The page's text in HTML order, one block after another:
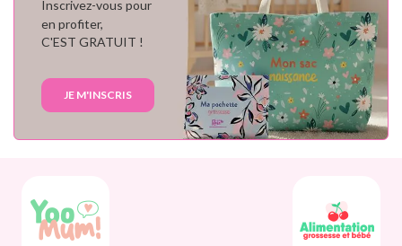
Inscrivez-vous pour
en profiter,
C'EST GRATUIT !
JE M'INSCRIS